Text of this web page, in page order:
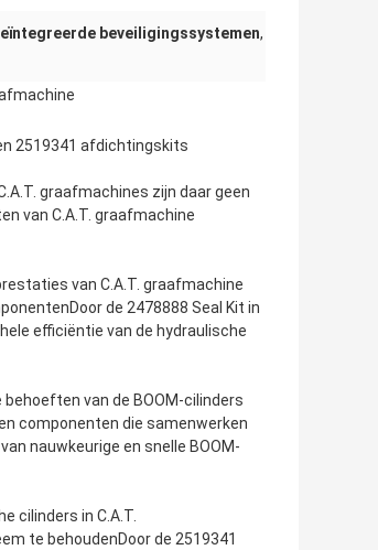
beveiligingssystemen,
2519341 afdichtingskits
graafmachines zijn daar geen
van C.A.T. graafmachine
van C.A.T. graafmachine
de 2478888 Seal Kit in
efficiëntie van de hydraulische
van de BOOM-cilinders
componenten die samenwerken
nauwkeurige en snelle BOOM-
cilinders in C.A.T.
te behoudenDoor de 2519341